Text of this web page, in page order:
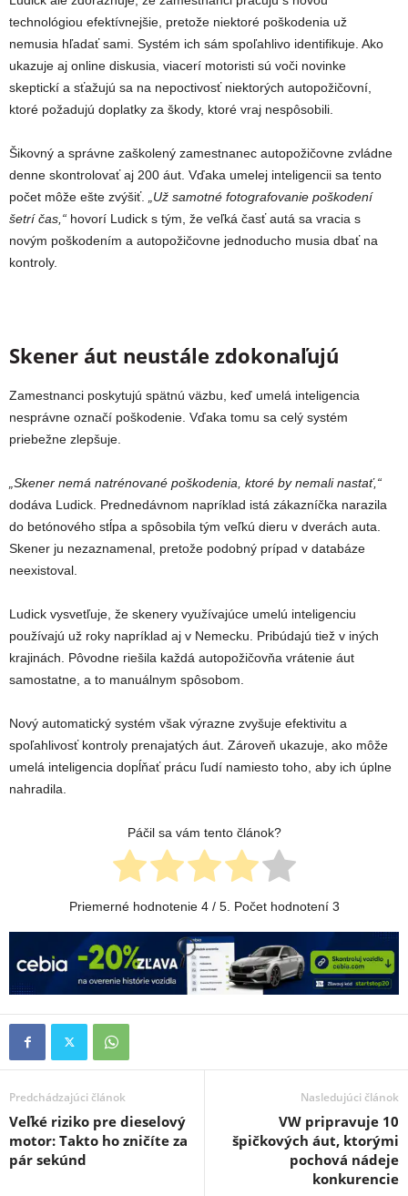
technológiou efektívnejšie, pretože niektoré poškodenia už
nemusia hľadať sami. Systém ich sám spoľahlivo identifikuje. Ako
ukazuje aj online diskusia, viacerí motoristi sú voči novinke
skeptickí a sťažujú sa na nepoctivosť niektorých autopožičovní,
ktoré požadujú doplatky za škody, ktoré vraj nespôsobili.
Šikovný a správne zaškolený zamestnanec autopožičovne zvládne
denne skontrolovať aj 200 áut. Vďaka umelej inteligencii sa tento
počet môže ešte zvýšiť.
„Už samotné fotografovanie poškodení
šetrí čas,“ hovorí Ludick s tým, že veľká časť autá sa vracia s
novým poškodením a autopožičovne jednoducho musia dbať na
kontroly.
Skener áut neustále zdokonaľujú
Zamestnanci poskytujú spätnú väzbu, keď umelá inteligencia
nesprávne označí poškodenie. Vďaka tomu sa celý systém
priebežne zlepšuje.
„Skener nemá natrénované poškodenia, ktoré by nemali nastať,“
dodáva Ludick. Prednedávnom napríklad istá zákazníčka narazila
do betónového stĺpa a spôsobila tým veľkú dieru v dverách auta.
Skener ju nezaznamenal, pretože podobný prípad v databáze
neexistoval.
Ludick vysvetľuje, že skenery využívajúce umelú inteligenciu
používajú už roky napríklad aj v Nemecku. Pribúdajú tiež v iných
krajinách. Pôvodne riešila každá autopožičovňa vrátenie áut
samostatne, a to manuálnym spôsobom.
Nový automatický systém však výrazne zvyšuje efektivitu a
spoľahlivosť kontroly prenajatých áut. Zároveň ukazuje, ako môže
umelá inteligencia dopĺňať prácu ľudí namiesto toho, aby ich úplne
nahradila.
Páčil sa vám tento článok?
Priemerné hodnotenie 4/ 5. Počet hodnotení 3
Predchádzajúci článok
Veľké riziko pre dieselový
motor: Takto ho zničíte za
pár sekúnd
Nasledujúci článok
VW pripravuje 10
špičkových áut, ktorými
pochová nádeje
konkurencie